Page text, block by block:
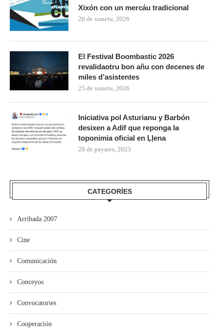
Xixón con un mercáu tradicional
26 de xunetu, 2026
El Festival Boombastic 2026
revalidaotru bon añu con decenes de
miles d’asistentes
25 de xunetu, 2026
Iniciativa pol Asturianu y Barbón
desixen a Adif que reponga la
toponimia oficial en Ḷḷena
28 de payares, 2023
CATEGORÍES
Arribada 2007
Cine
Comunicación
Conceyos
Convocatories
Cooperación